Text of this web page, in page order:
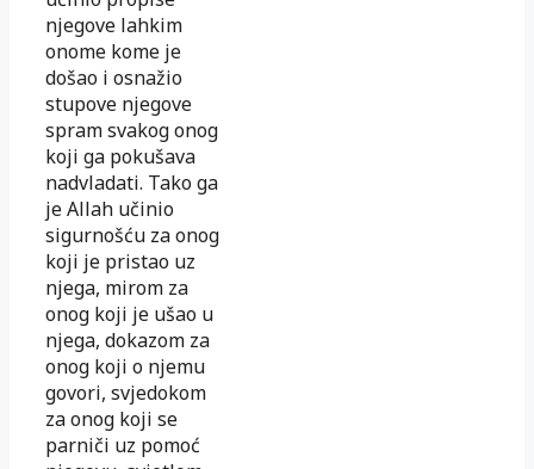
njegove lahkim
onome kome je
došao i osnažio
stupove njegove
spram svakog onog
koji ga pokušava
nadvladati. Tako ga
je Allah učinio
sigurnošću za onog
koji je pristao uz
njega, mirom za
onog koji je ušao u
njega, dokazom za
onog koji o njemu
govori, svjedokom
za onog koji se
parniči uz pomoć